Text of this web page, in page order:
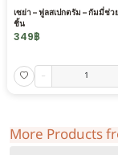
เซย่า – ฟูลสเปกตรัม – กัมมี่ช่
ชิ้น
349฿
-
More Products